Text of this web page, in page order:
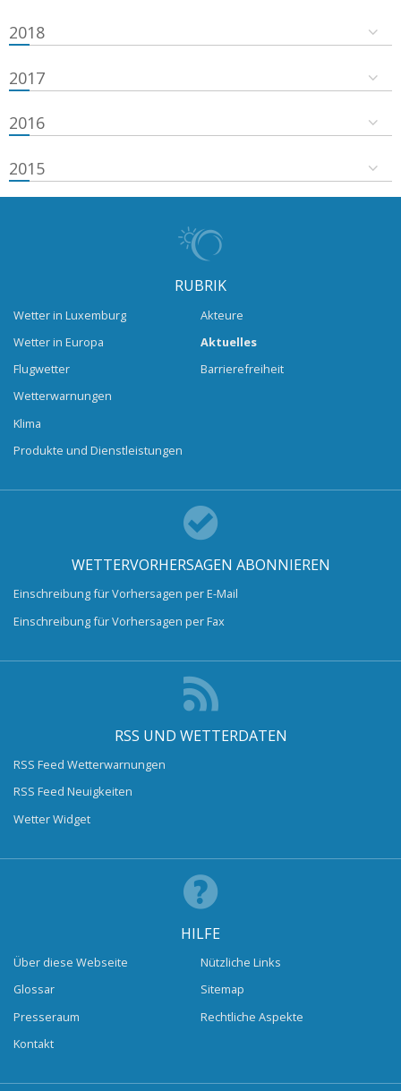
2018
2017
2016
2015
RUBRIK
Wetter in Luxemburg
Wetter in Europa
Flugwetter
Wetterwarnungen
Klima
Produkte und Dienstleistungen
Akteure
Aktuelles
Barrierefreiheit
WETTERVORHERSAGEN ABONNIEREN
Einschreibung für Vorhersagen per E-Mail
Einschreibung für Vorhersagen per Fax
RSS UND WETTERDATEN
RSS Feed Wetterwarnungen
RSS Feed Neuigkeiten
Wetter Widget
HILFE
Über diese Webseite
Glossar
Presseraum
Kontakt
Nützliche Links
Sitemap
Rechtliche Aspekte